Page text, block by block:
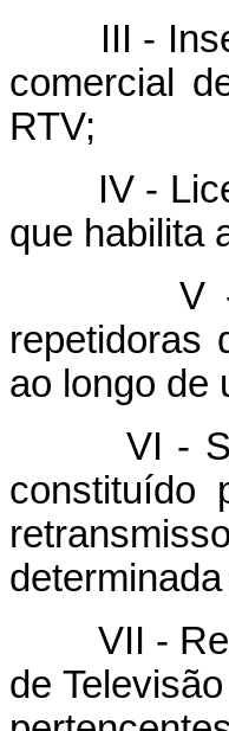
III -
comercial
RTV;
IV -
que habilita
V -
repetidoras
ao longo de
VI -
constituído
VII - Rede
de